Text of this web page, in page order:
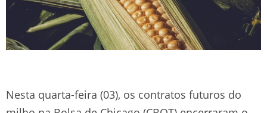
Nesta quarta-feira (03), os contratos futuros do